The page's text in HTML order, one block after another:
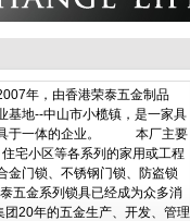
年，由香港荣泰五金制品
基地--中山市小榄镇，是一家具
具于一体的企业。 本厂主要
宅小区等各系列的家用或工程
金门锁、不锈钢门锁、防盗锁
五金系列锁具已经成为众多消
年的五金生产、开发、管理